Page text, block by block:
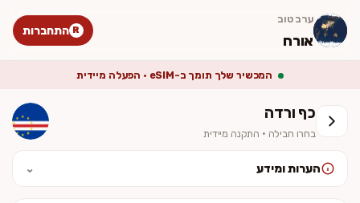
ערב טוב
אורח
R התחברות
המכשיר שלך תומך ב-eSIM · הפעלה מיידית
כף ורדה
בחרו חבילה · התקנה מיידית
הערות ומידע ⌄